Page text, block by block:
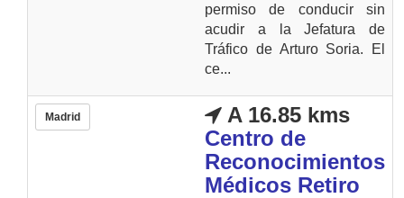
permiso de conducir sin
acudir a la Jefatura de
Tráfico de Arturo Soria. El
ce...
Madrid
A 16.85 kms
Centro de
Reconocimientos
Médicos Retiro